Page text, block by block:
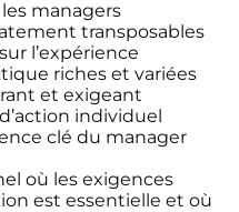
managers
transposables
l’expérience
riches et variées
et exigeant
individuel
clé du manager
où les exigences
est essentielle et où